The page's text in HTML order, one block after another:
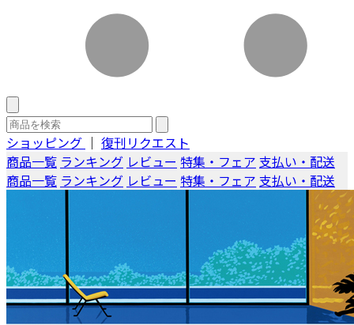
ショッピング ｜ 復刊リクエスト
商品一覧 ランキング レビュー 特集・フェア 支払い・配送
商品一覧 ランキング レビュー 特集・フェア 支払い・配送